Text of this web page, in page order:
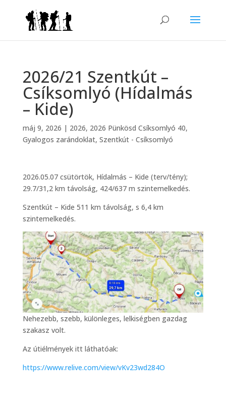
2026/21 Szentkút –
Csíksomlyó (Hídalmás
– Kide)
máj 9, 2026 | 2026, 2026 Pünkösd Csíksomlyó 40,
Gyalogos zarándoklat, Szentkút - Csíksomlyó
2026.05.07 csütörtök, Hídalmás – Kide (terv/tény);
29.7/31,2 km távolság, 424/637 m szintemelkedés.
Szentkút – Kide 511 km távolság, s 6,4 km
szintemelkedés.
Nehezebb, szebb, különleges, lelkiségben gazdag
szakasz volt.
Az útiélmények itt láthatóak:
https://www.relive.com/view/vKv23wd284O